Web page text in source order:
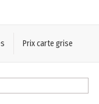
Prix carte grise